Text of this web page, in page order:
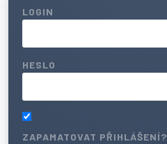
LOGIN
HESLO
ZAPAMATOVAT PŘIHLÁŠENÍ?